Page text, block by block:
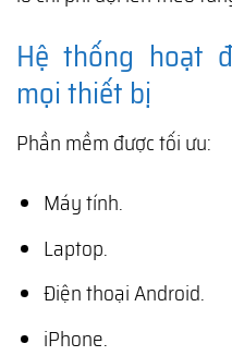
Hệ thống hoạt
mọi thiết bị
Phần mềm được tối ưu:
Máy tính.
Laptop.
Điện thoại Android.
iPhone.